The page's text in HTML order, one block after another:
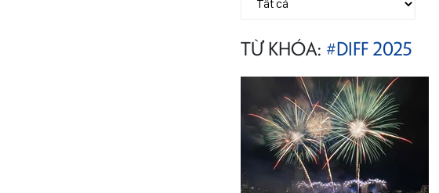
TỪ KHÓA: #DIFF 2025